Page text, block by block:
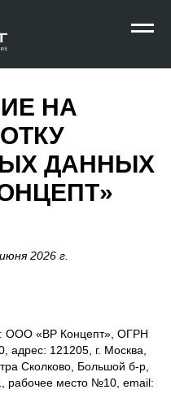
НА
ДАННЫХ
2026 г.
ООО «ВР Концепт», ОГРН
адрес: 121205, г. Москва,
Сколково, Большой б-р,
рабочее место №10, email: